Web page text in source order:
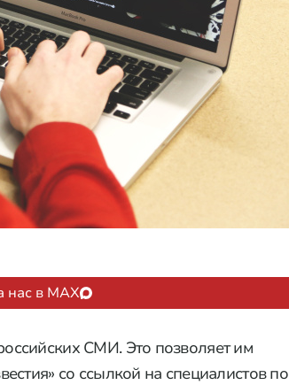
нас в MAX
СМИ. Это позволяет им
со ссылкой на специалистов по